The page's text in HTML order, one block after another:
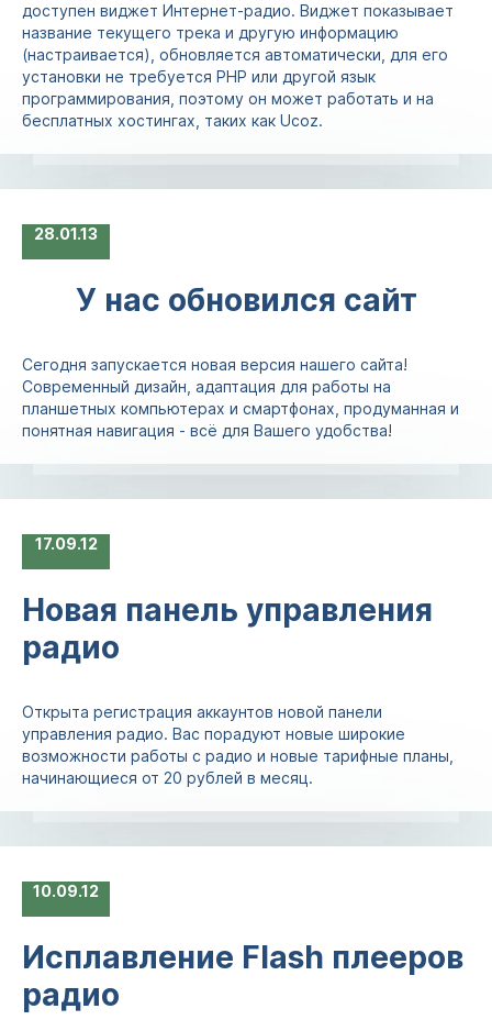
доступен виджет Интернет-радио. Виджет показывает
название текущего трека и другую информацию
(настраивается), обновляется автоматически, для его
установки не требуется PHP или другой язык
программирования, поэтому он может работать и на
бесплатных хостингах, таких как Ucoz.
28 01.13
У нас обновился сайт
Сегодня запускается новая версия нашего сайта!
Современный дизайн, адаптация для работы на
планшетных компьютерах и смартфонах, продуманная и
понятная навигация - всё для Вашего удобства!
17 09.12
Новая панель управления
радио
Открыта регистрация аккаунтов новой панели
управления радио. Вас порадуют новые широкие
возможности работы с радио и новые тарифные планы,
начинающиеся от 20 рублей в месяц.
10 09.12
Исплавление Flash плееров
радио